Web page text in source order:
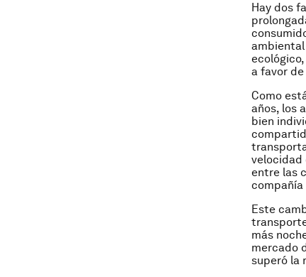
Hay dos
ambiental
a favor
Como
años, los
bien
velocidad
entre las
Este
más
mercado
superó la